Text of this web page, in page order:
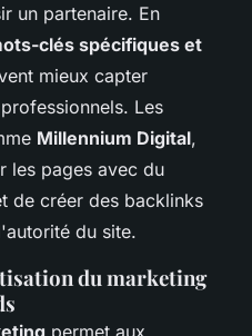
un partenaire. En
clés spécifiques et
mieux capter
Les
Millennium Digital,
les pages avec du
de créer des backlinks
du site.
du marketing
permet aux